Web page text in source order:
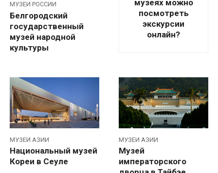
МУЗЕИ РОССИИ
Белгородский
государственный
музей народной
культуры
музеях можно
посмотреть
экскурсии
онлайн?
МУЗЕИ АЗИИ
Национальный музей
Кореи в Сеуле
МУЗЕИ АЗИИ
Музей
императорского